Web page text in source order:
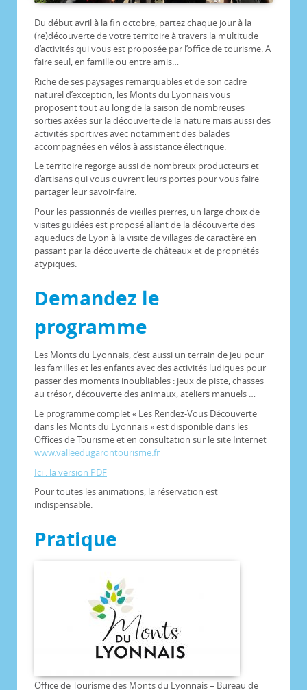
Du début avril à la fin octobre, partez chaque jour à la
(re)découverte de votre territoire à travers la multitude
d’activités qui vous est proposée par l’office de tourisme. A
faire seul, en famille ou entre amis…
Riche de ses paysages remarquables et de son cadre
naturel d’exception, les Monts du Lyonnais vous
proposent tout au long de la saison de nombreuses
sorties axées sur la découverte de la nature mais aussi des
activités sportives avec notamment des balades
accompagnées en vélos à assistance électrique.
Le territoire regorge aussi de nombreux producteurs et
d’artisans qui vous ouvrent leurs portes pour vous faire
partager leur savoir-faire.
Pour les passionnés de vieilles pierres, un large choix de
visites guidées est proposé allant de la découverte des
aqueducs de Lyon à la visite de villages de caractère en
passant par la découverte de châteaux et de propriétés
atypiques.
Demandez le
programme
Les Monts du Lyonnais, c’est aussi un terrain de jeu pour
les familles et les enfants avec des activités ludiques pour
passer des moments inoubliables : jeux de piste, chasses
au trésor, découverte des animaux, ateliers manuels …
Le programme complet « Les Rendez-Vous Découverte
dans les Monts du Lyonnais » est disponible dans les
Offices de Tourisme et en consultation sur le site Internet
www.valleedugarontourisme.fr
Ici : la version PDF
Pour toutes les animations, la réservation est
indispensable.
Pratique
Office de Tourisme des Monts du Lyonnais – Bureau de